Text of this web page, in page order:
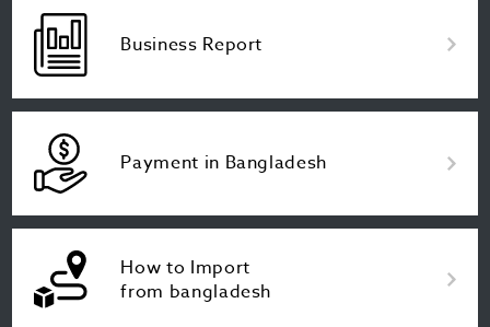
Business Report
Payment in Bangladesh
How to Import
from bangladesh